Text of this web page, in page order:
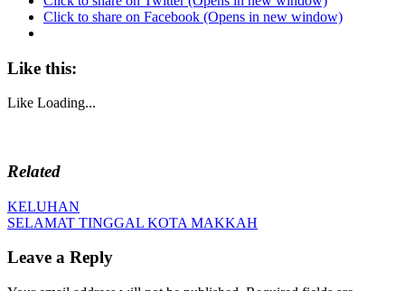
Click to share on Facebook (Opens in new window)
Like this:
Like Loading...
Related
Post
navigation
Previous
Post:
KELUHAN
Next
SELAMAT TINGGAL KOTA MAKKAH
Leave a Reply